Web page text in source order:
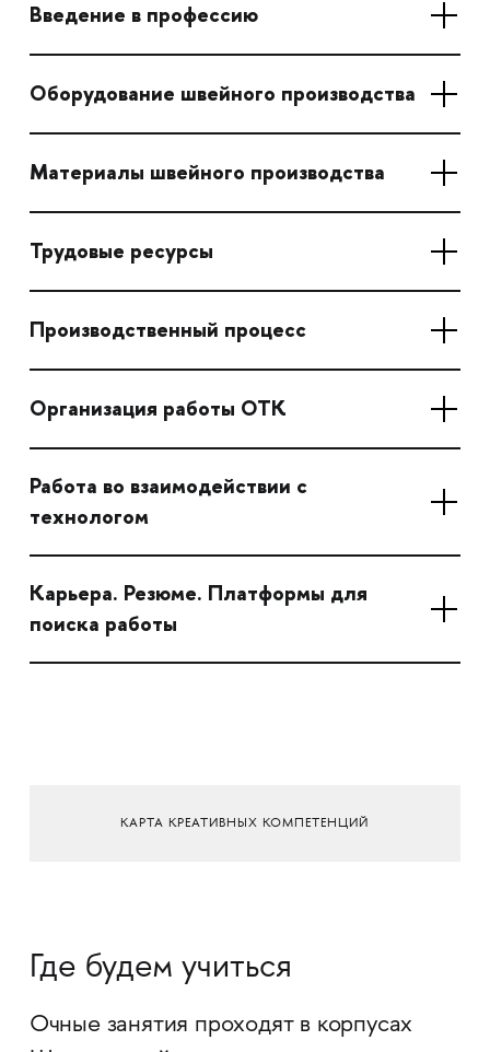
Введение в профессию
Оборудование швейного производства
Материалы швейного производства
Трудовые ресурсы
Производственный процесс
Организация работы ОТК
Работа во взаимодействии с
технологом
Карьера. Резюме. Платформы для
поиска работы
КАРТА КРЕАТИВНЫХ КОМПЕТЕНЦИЙ
Где будем учиться
Очные занятия проходят в корпусах